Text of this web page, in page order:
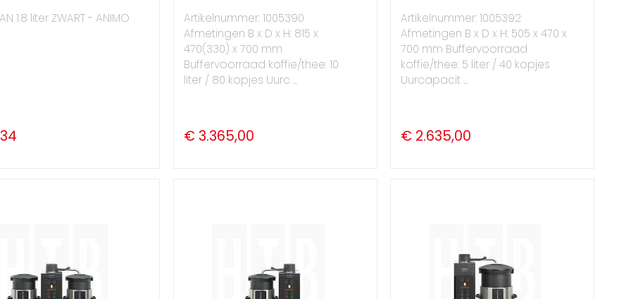
1.8 liter ZWART - ANIMO
Artikelnummer: 1005390
Afmetingen B x D x H: 815 x
470(330) x 700 mm
Buffervoorraad koffie/thee: 10
liter / 80 kopjes Uurc ...
€ 3.365,00
Artikelnummer: 1005392
Afmetingen B x D x H: 505 x 470 x
700 mm Buffervoorraad
koffie/thee: 5 liter / 40 kopjes
Uurcapacit ...
€ 2.635,00